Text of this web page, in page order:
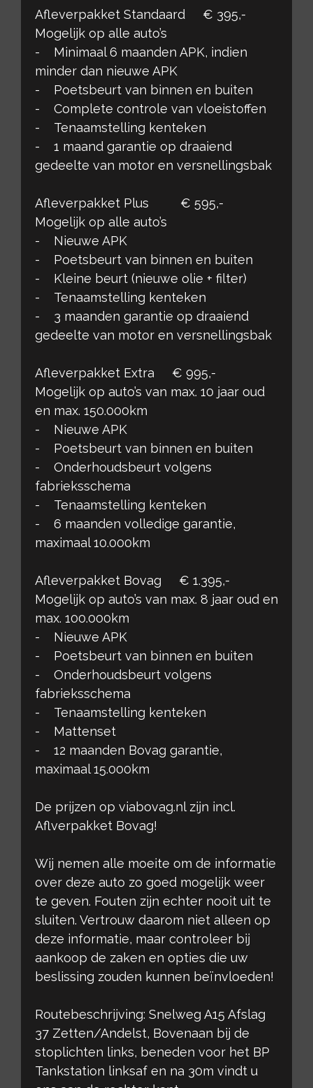
Afleverpakket Standaard € 395,-
Mogelijk op alle auto’s
- Minimaal 6 maanden APK, indien
minder dan nieuwe APK
- Poetsbeurt van binnen en buiten
- Complete controle van vloeistoffen
- Tenaamstelling kenteken
- 1 maand garantie op draaiend
gedeelte van motor en versnellingsbak
Afleverpakket Plus € 595,-
Mogelijk op alle auto’s
- Nieuwe APK
- Poetsbeurt van binnen en buiten
- Kleine beurt (nieuwe olie + filter)
- Tenaamstelling kenteken
- 3 maanden garantie op draaiend
gedeelte van motor en versnellingsbak
Afleverpakket Extra € 995,-
Mogelijk op auto’s van max. 10 jaar oud
en max. 150.000km
- Nieuwe APK
- Poetsbeurt van binnen en buiten
- Onderhoudsbeurt volgens
fabrieksschema
- Tenaamstelling kenteken
- 6 maanden volledige garantie,
maximaal 10.000km
Afleverpakket Bovag € 1.395,-
Mogelijk op auto’s van max. 8 jaar oud en
max. 100.000km
- Nieuwe APK
- Poetsbeurt van binnen en buiten
- Onderhoudsbeurt volgens
fabrieksschema
- Tenaamstelling kenteken
- Mattenset
- 12 maanden Bovag garantie,
maximaal 15.000km
De prijzen op viabovag.nl zijn incl.
Aflverpakket Bovag!
Wij nemen alle moeite om de informatie
over deze auto zo goed mogelijk weer
te geven. Fouten zijn echter nooit uit te
sluiten. Vertrouw daarom niet alleen op
deze informatie, maar controleer bij
aankoop de zaken en opties die uw
beslissing zouden kunnen beïnvloeden!
Routebeschrijving: Snelweg A15 Afslag
37 Zetten/Andelst, Bovenaan bij de
stoplichten links, beneden voor het BP
Tankstation linksaf en na 30m vindt u